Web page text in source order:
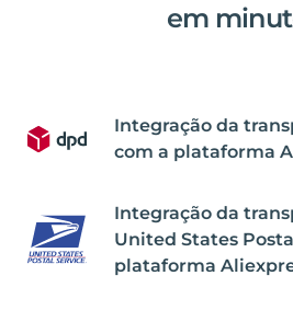
em
Integração da
com a plataforma
Integração da
United States
plataforma